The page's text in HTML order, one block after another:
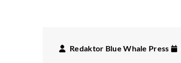
Redaktor Blue Whale Press